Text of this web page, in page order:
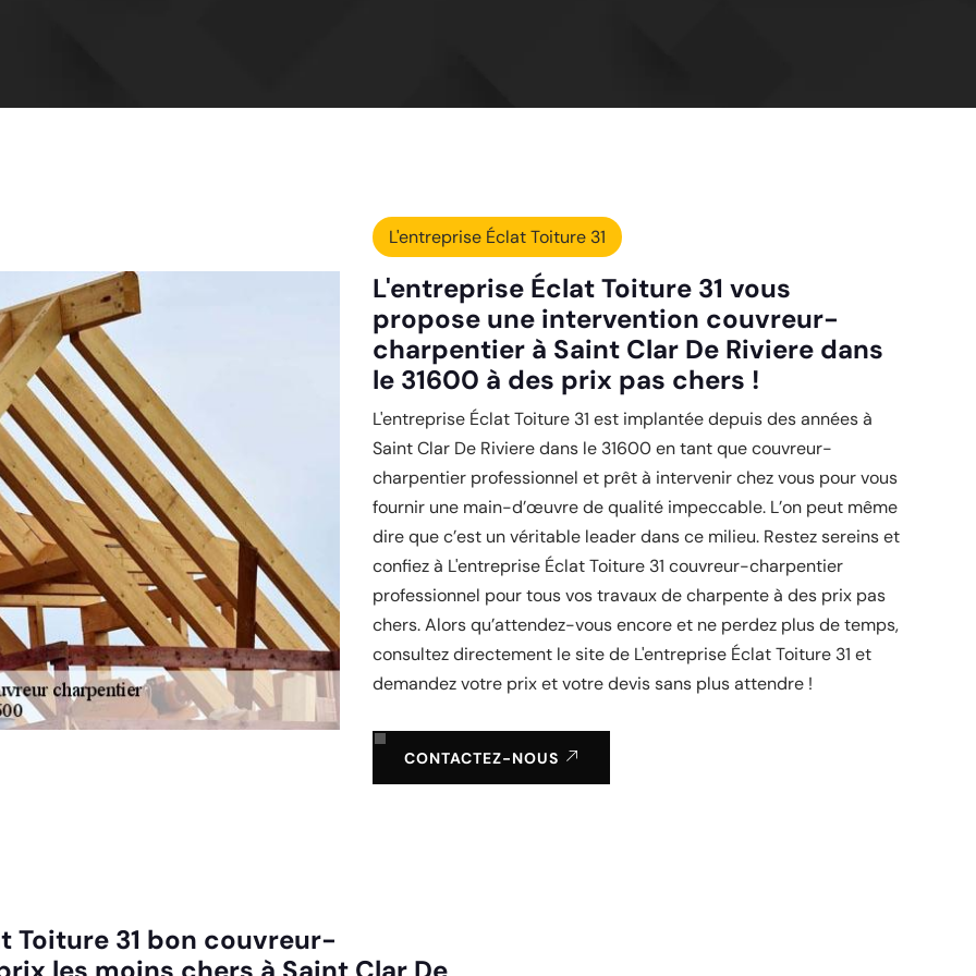
L'entreprise Éclat Toiture 31
L'entreprise Éclat Toiture 31 vous
propose une intervention couvreur-
charpentier à Saint Clar De Riviere dans
le 31600 à des prix pas chers !
L'entreprise Éclat Toiture 31 est implantée depuis des années à
Saint Clar De Riviere dans le 31600 en tant que couvreur-
charpentier professionnel et prêt à intervenir chez vous pour vous
fournir une main-d’œuvre de qualité impeccable. L’on peut même
dire que c’est un véritable leader dans ce milieu. Restez sereins et
confiez à L'entreprise Éclat Toiture 31 couvreur-charpentier
professionnel pour tous vos travaux de charpente à des prix pas
chers. Alors qu’attendez-vous encore et ne perdez plus de temps,
consultez directement le site de L'entreprise Éclat Toiture 31 et
demandez votre prix et votre devis sans plus attendre !
CONTACTEZ-NOUS
Toiture 31 bon couvreur-